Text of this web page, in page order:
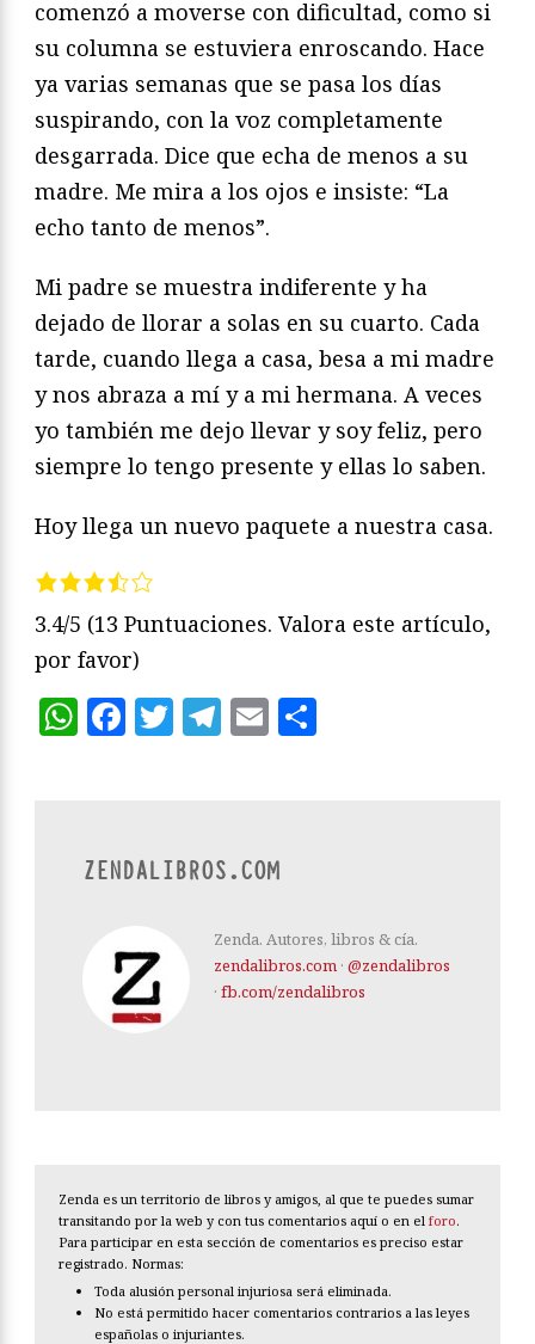
comenzó a moverse con dificultad, como si
su columna se estuviera enroscando. Hace
ya varias semanas que se pasa los días
suspirando, con la voz completamente
desgarrada. Dice que echa de menos a su
madre. Me mira a los ojos e insiste: “La
echo tanto de menos”.
Mi padre se muestra indiferente y ha
dejado de llorar a solas en su cuarto. Cada
tarde, cuando llega a casa, besa a mi madre
y nos abraza a mí y a mi hermana. A veces
yo también me dejo llevar y soy feliz, pero
siempre lo tengo presente y ellas lo saben.
Hoy llega un nuevo paquete a nuestra casa.
3.4/5 (13 Puntuaciones. Valora este artículo,
por favor)
WhatsApp
Facebook
Twitter
Telegram
Email
ZENDALIBROS.COM
Zenda. Autores, libros & cía.
zendalibros.com · @zendalibros
· fb.com/zendalibros
Zenda es un territorio de libros y amigos, al que te puedes sumar
transitando por la web y con tus comentarios aquí o en el foro.
Para participar en esta sección de comentarios es preciso estar
registrado. Normas:
Toda alusión personal injuriosa será eliminada.
No está permitido hacer comentarios contrarios a las leyes
españolas o injuriantes.